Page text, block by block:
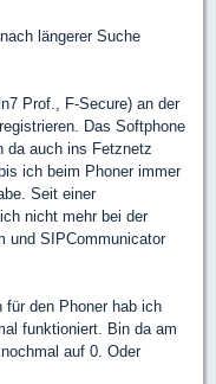
längerer Suche
Prof., F-Secure) an der
Das Softphone
da auch ins Fetznetz
ich beim Phoner immer
Seit einer
nicht mehr bei der
und SIPCommunicator
den Phoner hab ich
funktioniert. Bin da am
auf 0. Oder